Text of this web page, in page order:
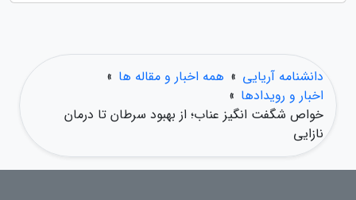
دانشنامه آریایی » همه اخبار و مقاله ها »
اخبار و رویدادها »
خواص شگفت انگیز عناب؛ از بهبود سرطان تا درمان
نازایی